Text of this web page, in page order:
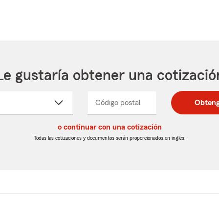
gustaría obtener una
Código postal
postal
de
postal
de
_____
o continuar con una cotización
Todas las cotizaciones y documentos serán proporcionados en inglés.